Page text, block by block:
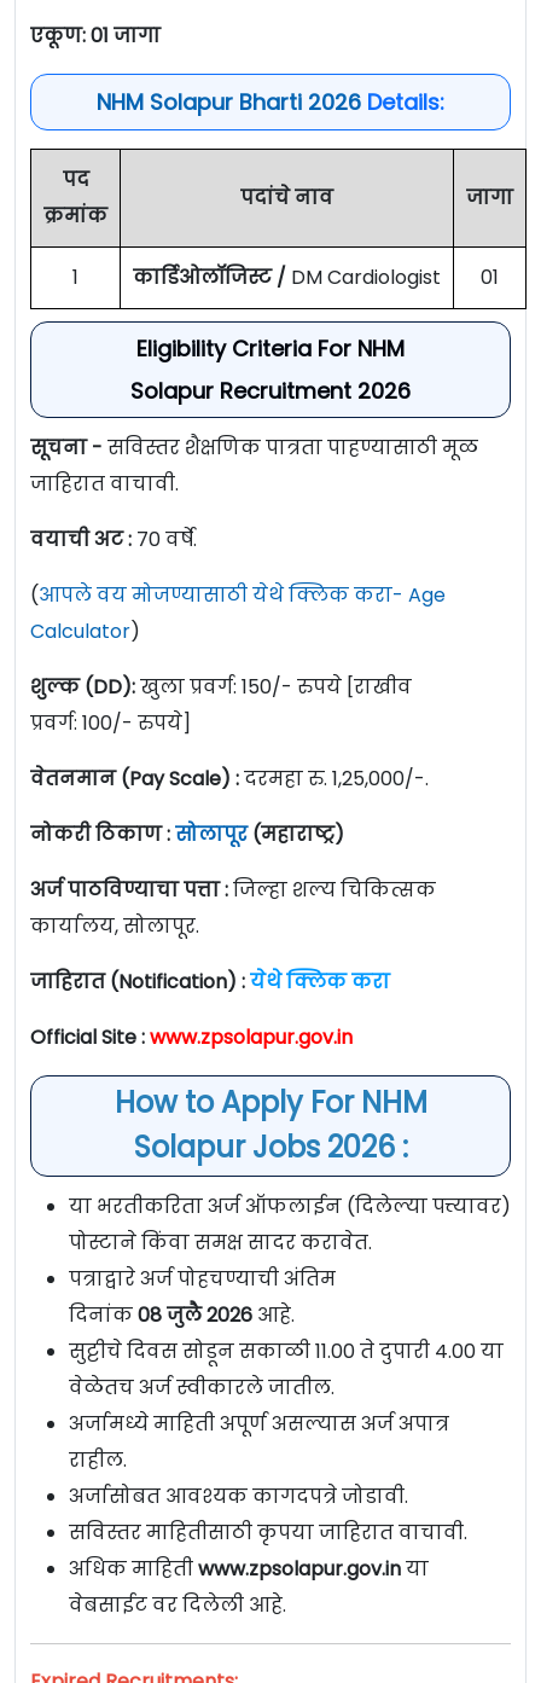
एकूण: 01 जागा
NHM Solapur Bharti 2026 Details:
पद
क्रमांक
पदांचे नाव जागा
1 कार्डिओलॉजिस्ट/ DM Cardiologist 01
Eligibility Criteria For NHM
Solapur Recruitment 2026
सूचना - सविस्तर शैक्षणिक पात्रता पाहण्यासाठी मूळ
जाहिरात वाचावी.
वयाची अट : 70 वर्षे.
(आपले वय मोजण्यासाठी येथे क्लिक करा- Age
Calculator)
शुल्क (DD):खुला प्रवर्ग: 150/- रुपये [राखीव
प्रवर्ग: 100/- रुपये]
वेतनमान (Pay Scale) :दरमहा रु. 1,25,000/-.
नोकरी ठिकाण :सोलापूर(महाराष्ट्र)
अर्ज पाठविण्याचा पत्ता :जिल्हा शल्य चिकित्सक
कार्यालय, सोलापूर.
जाहिरात (Notification) :येथे क्लिक करा
Official Site :www.zpsolapur.gov.in
How to Apply For NHM
Solapur Jobs 2026 :
या भरतीकरिता अर्ज ऑफलाईन (दिलेल्या पत्त्यावर)
पोस्टाने किंवा समक्ष सादर करावेत.
पत्राद्वारे अर्ज पोहचण्याची अंतिम
दिनांक08 जुलै 2026 आहे.
सुट्टीचे दिवस सोडून सकाळी 11.00 ते दुपारी 4.00 या
वेळेतच अर्ज स्वीकारले जातील.
अर्जामध्ये माहिती अपूर्ण असल्यास अर्ज अपात्र
राहील.
अर्जासोबत आवश्यक कागदपत्रे जोडावी.
सविस्तर माहितीसाठी कृपया जाहिरात वाचावी.
अधिक माहितीwww.zpsolapur.gov.inया
वेबसाईट वर दिलेली आहे.